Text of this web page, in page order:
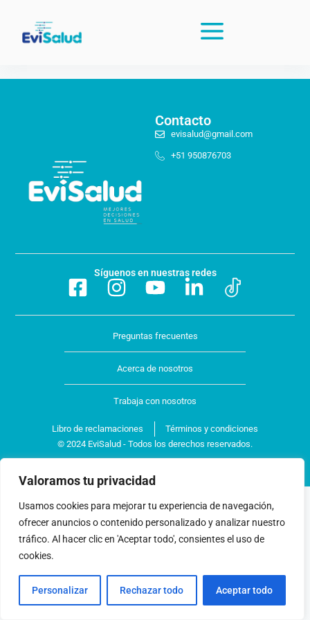
Valoramos tu privacidad
Usamos cookies para mejorar tu experiencia de navegación,
ofrecer anuncios o contenido personalizado y analizar nuestro
tráfico. Al hacer clic en 'Aceptar todo', consientes el uso de
cookies.
Personalizar Rechazar todo Aceptar todo
Contacto
evisalud@gmail.com
+51 950876703
Síguenos en nuestras redes
Preguntas frecuentes
Acerca de nosotros
Trabaja con nosotros
Libro de reclamaciones
Términos y condiciones
© 2024 EviSalud - Todos los derechos reservados.